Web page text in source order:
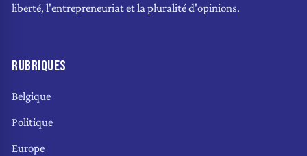
liberté, l'entrepreneuriat et la pluralité d'opinions.
RUBRIQUES
Belgique
Politique
Europe